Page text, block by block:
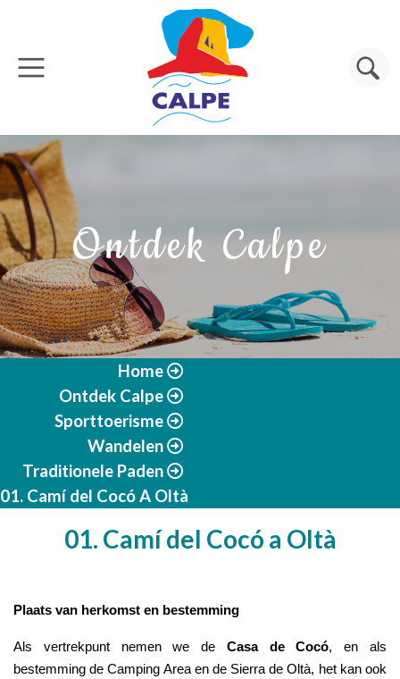
Overslaan en naar de inhoud gaan
Zoeken
Ontdek Calpe
Home
Ontdek Calpe
Sporttoerisme
Wandelen
Traditionele Paden
01. Camí del Cocó A Oltà
01. Camí del Cocó a Oltà
Plaats van herkomst en bestemming
Als vertrekpunt nemen we de Casa de Cocó, en als
bestemming de Camping Area en de Sierra de Oltà, het kan ook